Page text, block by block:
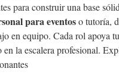
para construir una base
para eventoso tutoría,
en equipo. Cada rol apoya
la escalera profesional.